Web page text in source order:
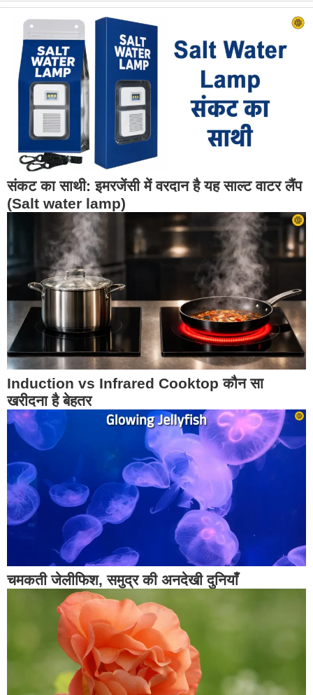
संकट का साथी: इमरजेंसी में वरदान है यह साल्ट वाटर लैंप
(Salt water lamp)
Induction vs Infrared Cooktop कौन सा
खरीदना है बेहतर
चमकती जेलीफिश, समुद्र की अनदेखी दुनियाँ